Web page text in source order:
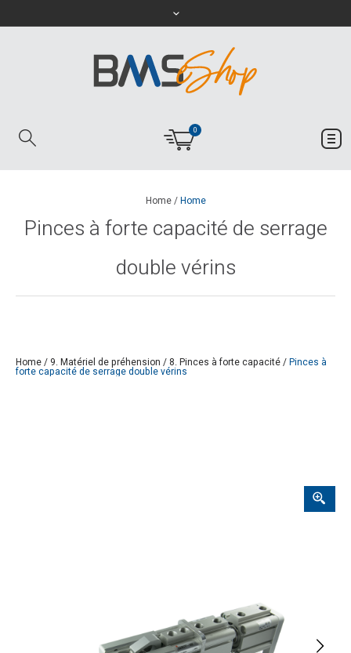
0
Home/Home
Pinces à forte capacité de serrage
double vérins
Home/ 9. Matériel de préhension /8. Pinces à forte capacité/Pinces à
forte capacité de serrage double vérins